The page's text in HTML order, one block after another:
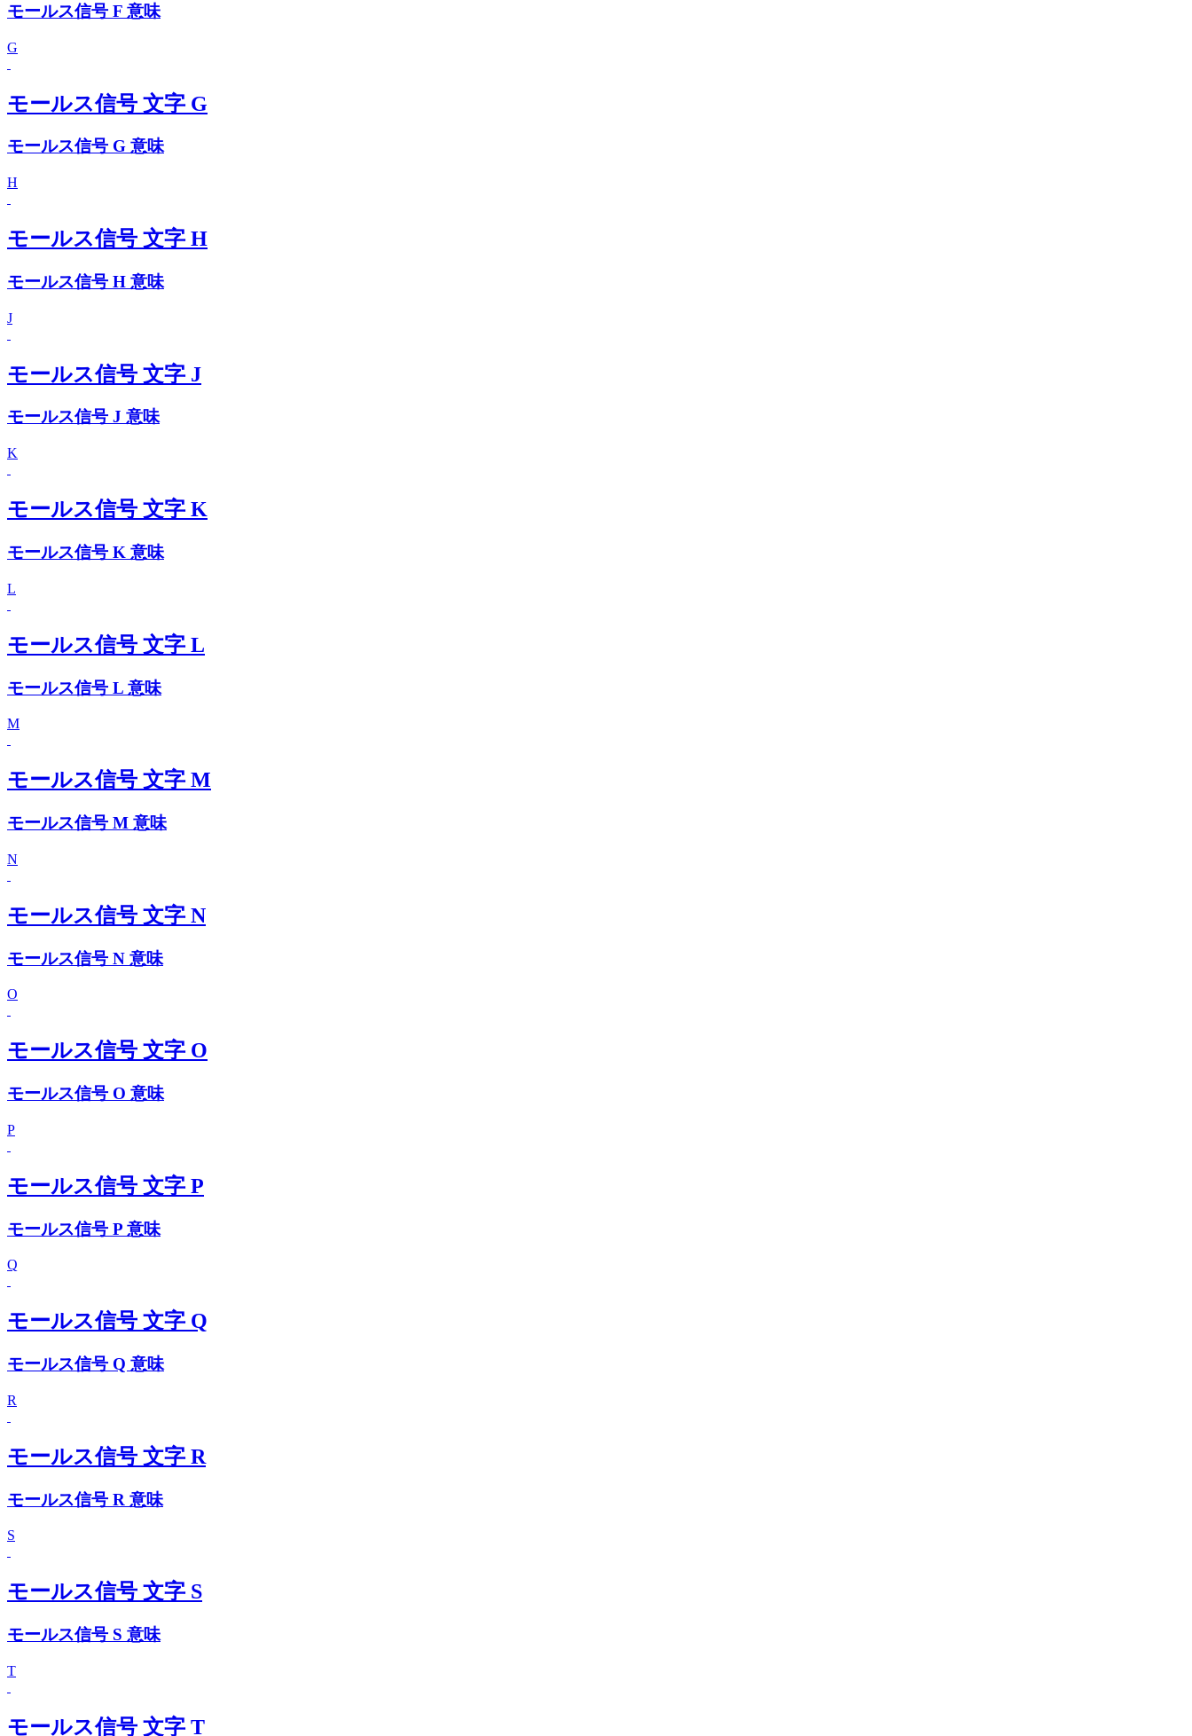
モールス信号 F 意味
G
モールス信号 文字 G
モールス信号 G 意味
H
モールス信号 文字 H
モールス信号 H 意味
J
モールス信号 文字 J
モールス信号 J 意味
K
モールス信号 文字 K
モールス信号 K 意味
L
モールス信号 文字 L
モールス信号 L 意味
M
モールス信号 文字 M
モールス信号 M 意味
N
モールス信号 文字 N
モールス信号 N 意味
O
モールス信号 文字 O
モールス信号 O 意味
P
モールス信号 文字 P
モールス信号 P 意味
Q
モールス信号 文字 Q
モールス信号 Q 意味
R
モールス信号 文字 R
モールス信号 R 意味
S
モールス信号 文字 S
モールス信号 S 意味
T
モールス信号 文字 T